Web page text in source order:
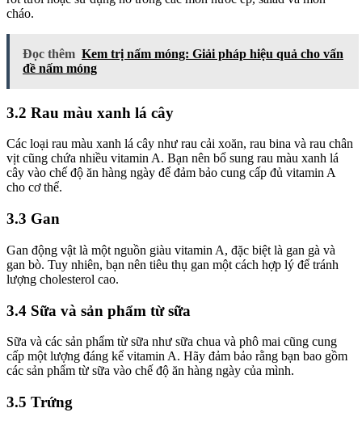
cháo.
Đọc thêm Kem trị nấm móng: Giải pháp hiệu quả cho vấn
đề nấm móng
3.2 Rau màu xanh lá cây
Các loại rau màu xanh lá cây như rau cải xoăn, rau bina và rau chân
vịt cũng chứa nhiều vitamin A. Bạn nên bổ sung rau màu xanh lá
cây vào chế độ ăn hàng ngày để đảm bảo cung cấp đủ vitamin A
cho cơ thể.
3.3 Gan
Gan động vật là một nguồn giàu vitamin A, đặc biệt là gan gà và
gan bò. Tuy nhiên, bạn nên tiêu thụ gan một cách hợp lý để tránh
lượng cholesterol cao.
3.4 Sữa và sản phẩm từ sữa
Sữa và các sản phẩm từ sữa như sữa chua và phô mai cũng cung
cấp một lượng đáng kể vitamin A. Hãy đảm bảo rằng bạn bao gồm
các sản phẩm từ sữa vào chế độ ăn hàng ngày của mình.
3.5 Trứng